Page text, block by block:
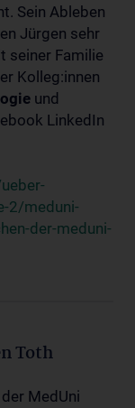
Sein Ableben
Jürgen sehr
seiner Familie
Kolleg:innen
und
LinkedIn
2/meduni-
der-meduni-
Toth
MedUni